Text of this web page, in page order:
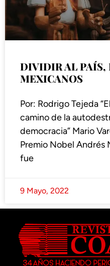
DIVIDIR AL PAÍS,
MEXICANOS
Por: Rodrigo Tejeda
camino de la
democracia” Mario
Premio Nobel Andrés
fue
9 Mayo, 2022